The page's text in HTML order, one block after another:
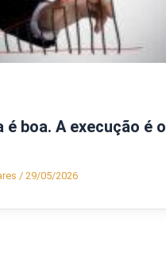
é boa. A execução é o
/ 29/05/2026